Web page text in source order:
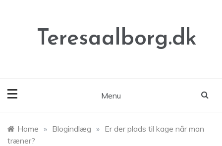
Teresaalborg.dk
Menu
Home » Blogindlæg » Er der plads til kage når man
træner?